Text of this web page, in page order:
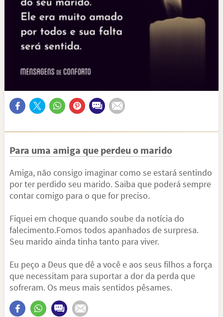
Para uma amiga que perdeu o marido
Amiga, não consigo imaginar como se estará sentindo
por ter perdido seu marido. Saiba que poderá sempre
contar comigo para o que for preciso.
Fiquei em choque quando soube da notícia do
falecimento.Fomos todos apanhados de surpresa.
Seu marido ainda tinha tanto para viver.
Eu peço a Deus que dê a você e aos seus filhos a força
que necessitam para suportar a dor da perda que
sofreram. Os meus mais sentidos pêsames.